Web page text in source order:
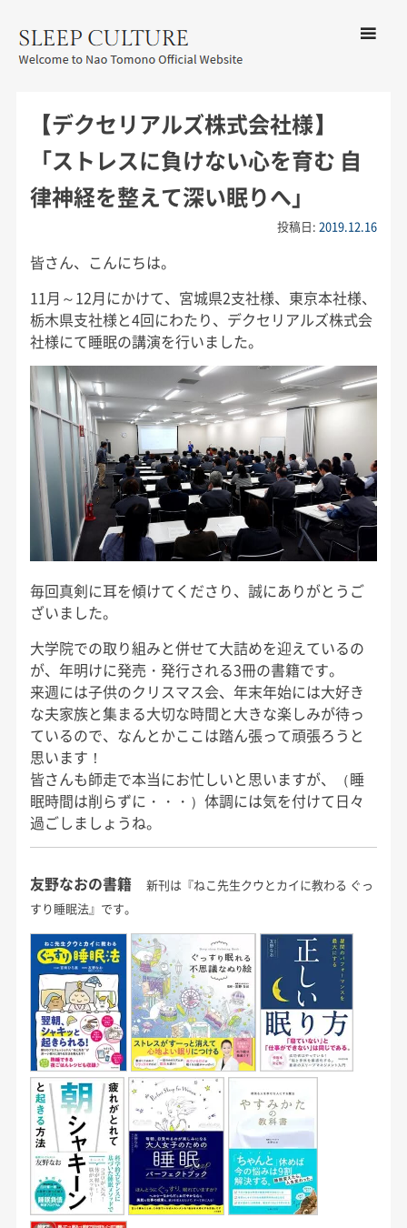
CULTURE
ー
ツへ移動
【デクセリアルズ株式会社様】
「ストレスに負けない心を育む 自
律神経を整えて深い眠りへ」
投稿日:2019.12.16
皆さん、こんにちは。
11月～12月にかけて、宮城県2支社様、東京本社様、
栃木県支社様と4回にわたり、デクセリアルズ株式会
社様にて睡眠の講演を行いました。
毎回真剣に耳を傾けてくださり、誠にありがとうご
ざいました。
大学院での取り組みと併せて大詰めを迎えているの
が、年明けに発売・発行される3冊の書籍です。
来週には子供のクリスマス会、年末年始には大好き
な夫家族と集まる大切な時間と大きな楽しみが待っ
ているので、なんとかここは踏ん張って頑張ろうと
思います！
皆さんも師走で本当にお忙しいと思いますが、（睡
眠時間は削らずに・・・）体調には気を付けて日々
過ごしましょうね。
友野なおの書籍
新刊は『ねこ先生クウとカイに教わる ぐっ
すり睡眠法』です。